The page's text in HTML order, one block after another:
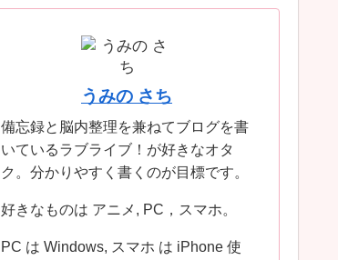
うみの さち
備忘録と脳内整理を兼ねてブログを書
いているラブライブ！が好きなオタ
ク。分かりやすく書くのが目標です。
好きなものは アニメ, PC，スマホ。
PC は Windows, スマホ は iPhone 使